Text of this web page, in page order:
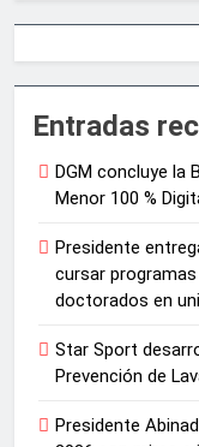
Entradas
DGM concluye la
Menor 100 %
Presidente
cursar
doctorados en
Star Sport
Prevención de
Presidente